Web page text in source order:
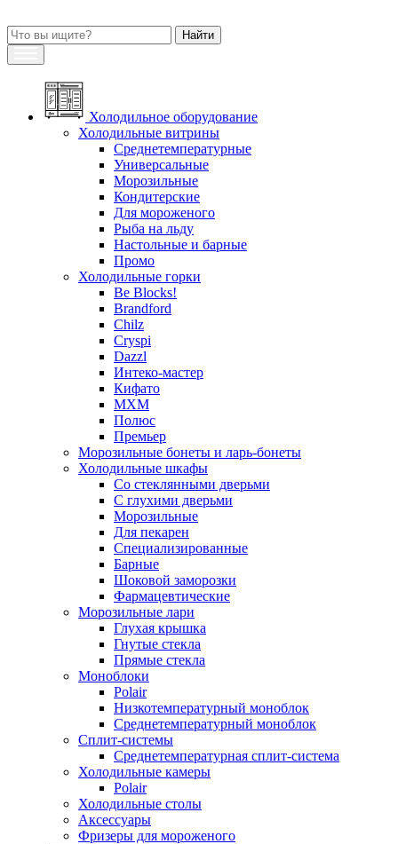
Холодильное оборудование
Холодильные витрины
Среднетемпературные
Универсальные
Морозильные
Кондитерские
Для мороженого
Рыба на льду
Настольные и барные
Промо
Холодильные горки
Be Blocks!
Brandford
Chilz
Cryspi
Dazzl
Интеко-мастер
Кифато
МХМ
Полюс
Премьер
Морозильные бонеты и ларь-бонеты
Холодильные шкафы
Со стеклянными дверьми
С глухими дверьми
Морозильные
Для пекарен
Специализированные
Барные
Шоковой заморозки
Фармацевтические
Морозильные лари
Глухая крышка
Гнутые стекла
Прямые стекла
Моноблоки
Polair
Низкотемпературный моноблок
Среднетемпературный моноблок
Сплит-системы
Среднетемпературная сплит-система
Холодильные камеры
Polair
Холодильные столы
Аксессуары
Фризеры для мороженого